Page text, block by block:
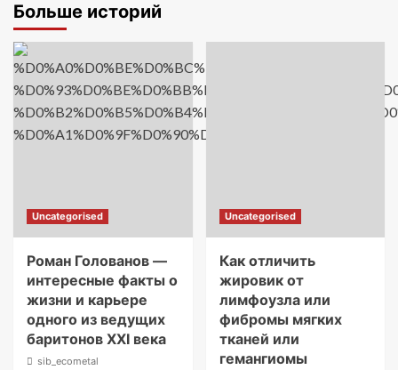
Больше историй
Uncategorised
Роман Голованов —
интересные факты о
жизни и карьере
одного из ведущих
баритонов XXI века
sib_ecometal
Uncategorised
Как отличить
жировик от
лимфоузла или
фибромы мягких
тканей или
гемангиомы